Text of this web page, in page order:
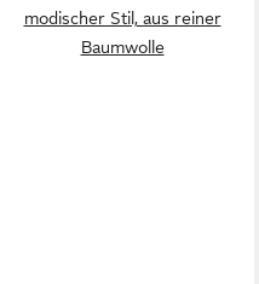
modischer Stil, aus reiner
Baumwolle